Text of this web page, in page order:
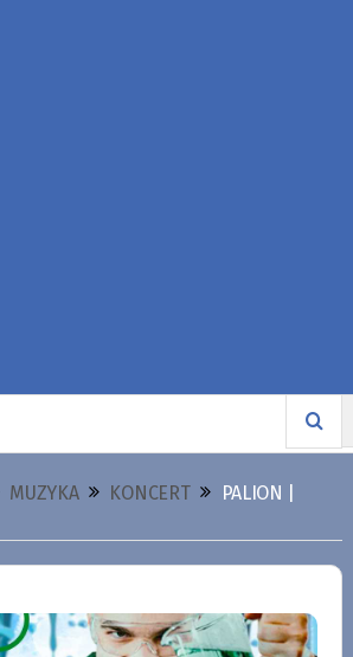
MUZYKA KONCERT
PALION |